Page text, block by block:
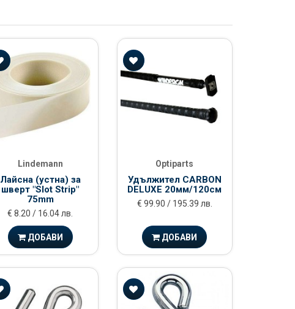
Lindemann
Лайсна (устна) за
шверт "Slot Strip"
75mm
€ 8.20 / 16.04 лв.
ДОБАВИ
Optiparts
Удължител CARBON
DELUXE 20мм/120см
€ 99.90 / 195.39 лв.
ДОБАВИ